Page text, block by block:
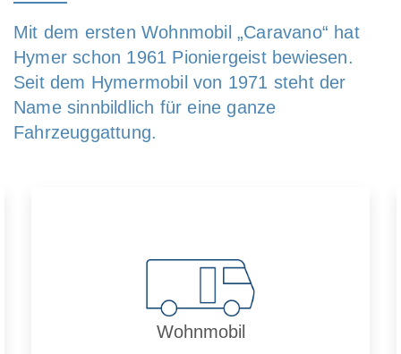
Mit dem ersten Wohnmobil „Caravano“ hat
Hymer schon 1961 Pioniergeist bewiesen.
Seit dem Hymermobil von 1971 steht der
Name sinnbildlich für eine ganze
Fahrzeuggattung.
Wohnmobil